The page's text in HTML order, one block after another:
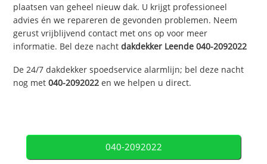
plaatsen van geheel nieuw dak. U krijgt professioneel
advies én we repareren de gevonden problemen. Neem
gerust vrijblijvend contact met ons op voor meer
informatie. Bel deze nachtdakdekker Leende 040-2092022
De 24/7 dakdekker spoedservice alarmlijn; bel deze nacht
nog met040-2092022 en we helpen u direct.
040-2092022